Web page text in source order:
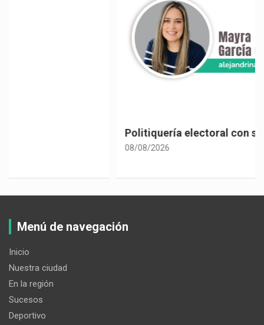
Politiquería electoral con sabor a café
Menú de navegación
Inicio
Nuestra ciudad
En la región
Sucesos
Deportivo